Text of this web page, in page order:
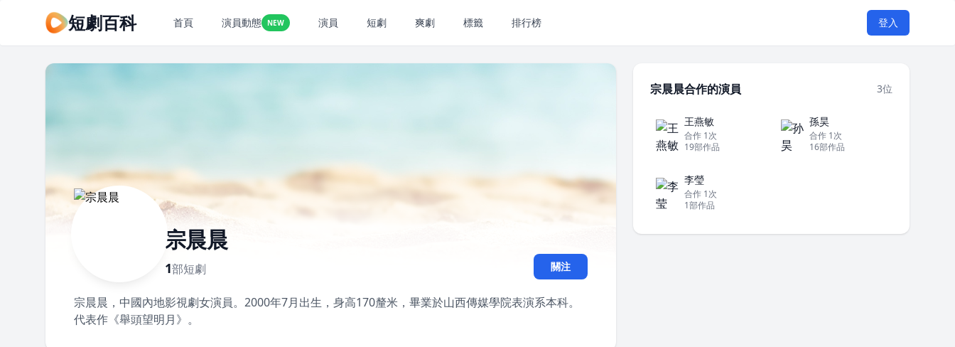
短劇百科 首頁 演員動態 NEW 演員 短劇 爽劇 標籤 排行榜 登入
宗晨晨
1部短劇 關注
宗晨晨，中國內地影視劇女演員。2000年7月出生，身高170釐米，畢業於山西傳媒學院表演系本科。
代表作《舉頭望明月》。
宗晨晨合作的演員 3位
王燕敏
合作 1次
19部作品
孫昊
合作 1次
16部作品
李瑩
合作 1次
1部作品